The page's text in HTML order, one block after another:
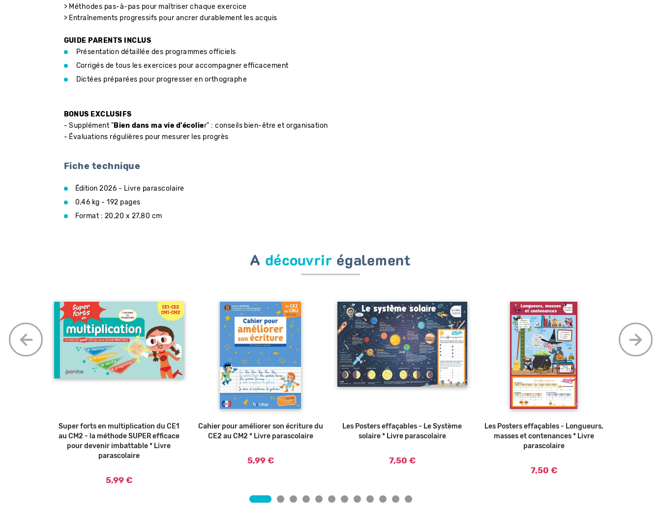
> Méthodes pas-à-pas pour maîtriser chaque exercice
> Entraînements progressifs pour ancrer durablement les acquis
GUIDE PARENTS INCLUS
Présentation détaillée des programmes officiels
Corrigés de tous les exercices pour accompagner efficacement
Dictées préparées pour progresser en orthographe
BONUS EXCLUSIFS
- Supplément " Bien dans ma vie d'écolier" : conseils bien-être et organisation
- Évaluations régulières pour mesurer les progrès
Fiche technique
Édition 2026 - Livre parascolaire
0,46 kg - 192 pages
Format : 20,20 x 27,80 cm
A découvrir également
Ajouter au panier
Super forts en multiplication du CE1
au CM2 - la méthode SUPER efficace
pour devenir imbattable * Livre
parascolaire
5,99 €
Ajouter au panier
Cahier pour améliorer son écriture du
CE2 au CM2 * Livre parascolaire
5,99 €
Ajouter au panier
Les Posters effaçables - Le Système
solaire * Livre parascolaire
7,50 €
Ajouter au panier
Les Posters effaçables - Longueurs,
masses et contenances * Livre
parascolaire
7,50 €